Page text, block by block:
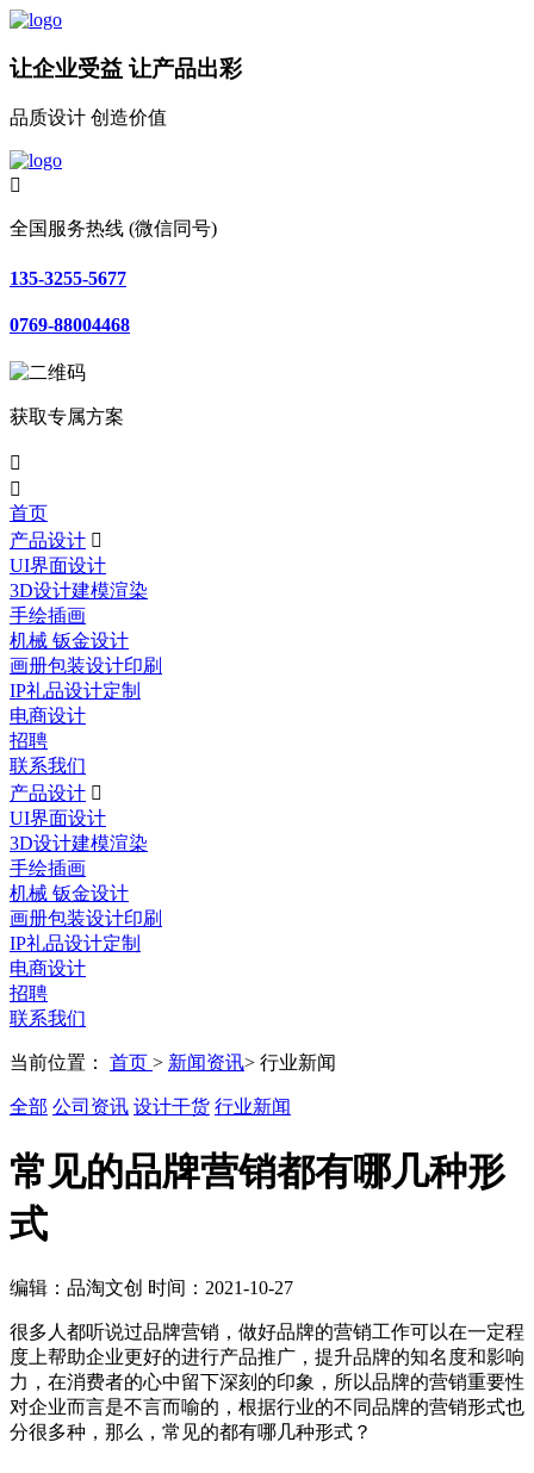
让企业受益 让产品出彩
品质设计 创造价值

全国服务热线 (微信同号)
135-3255-5677
0769-88004468
获取专属方案


首页
产品设计 
UI界面设计
3D设计建模渲染
手绘插画
机械 钣金设计
画册包装设计印刷
IP礼品设计定制
电商设计
招聘
联系我们
产品设计 
UI界面设计
3D设计建模渲染
手绘插画
机械 钣金设计
画册包装设计印刷
IP礼品设计定制
电商设计
招聘
联系我们
当前位置： 首页 > 新闻资讯> 行业新闻
全部 公司资讯 设计干货 行业新闻
常见的品牌营销都有哪几种形
式
编辑：品淘文创 时间：2021-10-27
很多人都听说过品牌营销，做好品牌的营销工作可以在一定程
度上帮助企业更好的进行产品推广，提升品牌的知名度和影响
力，在消费者的心中留下深刻的印象，所以品牌的营销重要性
对企业而言是不言而喻的，根据行业的不同品牌的营销形式也
分很多种，那么，常见的都有哪几种形式？